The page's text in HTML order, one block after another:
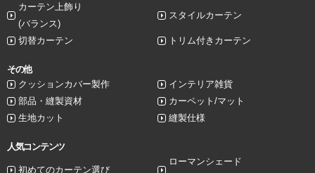
カーテン上飾り
(バランス)
スタイルカーテン
切替カーテン トリム付きカーテン
その他
クッションカバー製作
インテリア雑貨
部品・縫製資材
カーペット/マット
生地カット
縫製仕様
人気コンテンツ
初めてのカーテン選び
ローマンシェード